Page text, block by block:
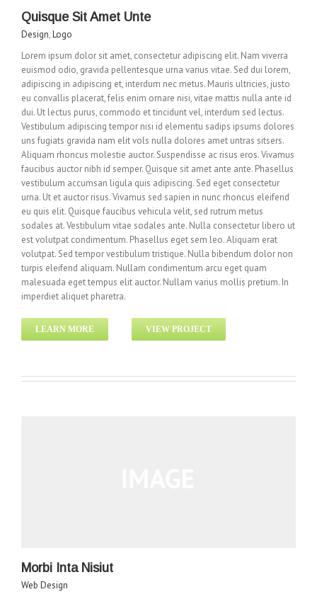
Quisque Sit Amet Unte
Design,Logo
Lorem ipsum dolor sit amet, consectetur adipiscing elit. Nam viverra
euismod odio, gravida pellentesque urna varius vitae. Sed dui lorem,
adipiscing in adipiscing et, interdum nec metus. Mauris ultricies, justo
eu convallis placerat, felis enim ornare nisi, vitae mattis nulla ante id
dui. Ut lectus purus, commodo et tincidunt vel, interdum sed lectus.
Vestibulum adipiscing tempor nisi id elementu sadips ipsums dolores
uns fugiats gravida nam elit vols nulla dolores amet untras sitsers.
Aliquam rhoncus molestie auctor. Suspendisse ac risus eros. Vivamus
faucibus auctor nibh id semper. Quisque sit amet ante ante. Phasellus
vestibulum accumsan ligula quis adipiscing. Sed eget consectetur
urna. Ut et auctor risus. Vivamus sed sapien in nunc rhoncus eleifend
eu quis elit. Quisque faucibus vehicula velit, sed rutrum metus
sodales at. Vestibulum vitae sodales ante. Nulla consectetur libero ut
est volutpat condimentum. Phasellus eget sem leo. Aliquam erat
volutpat. Sed tempor vestibulum tristique. Nulla bibendum dolor non
turpis eleifend aliquam. Nullam condimentum arcu eget quam
malesuada eget tempus elit auctor. Nullam varius mollis pretium. In
imperdiet aliquet pharetra.
LEARN MORE VIEW PROJECT
Morbi Inta Nisiut
Web Design